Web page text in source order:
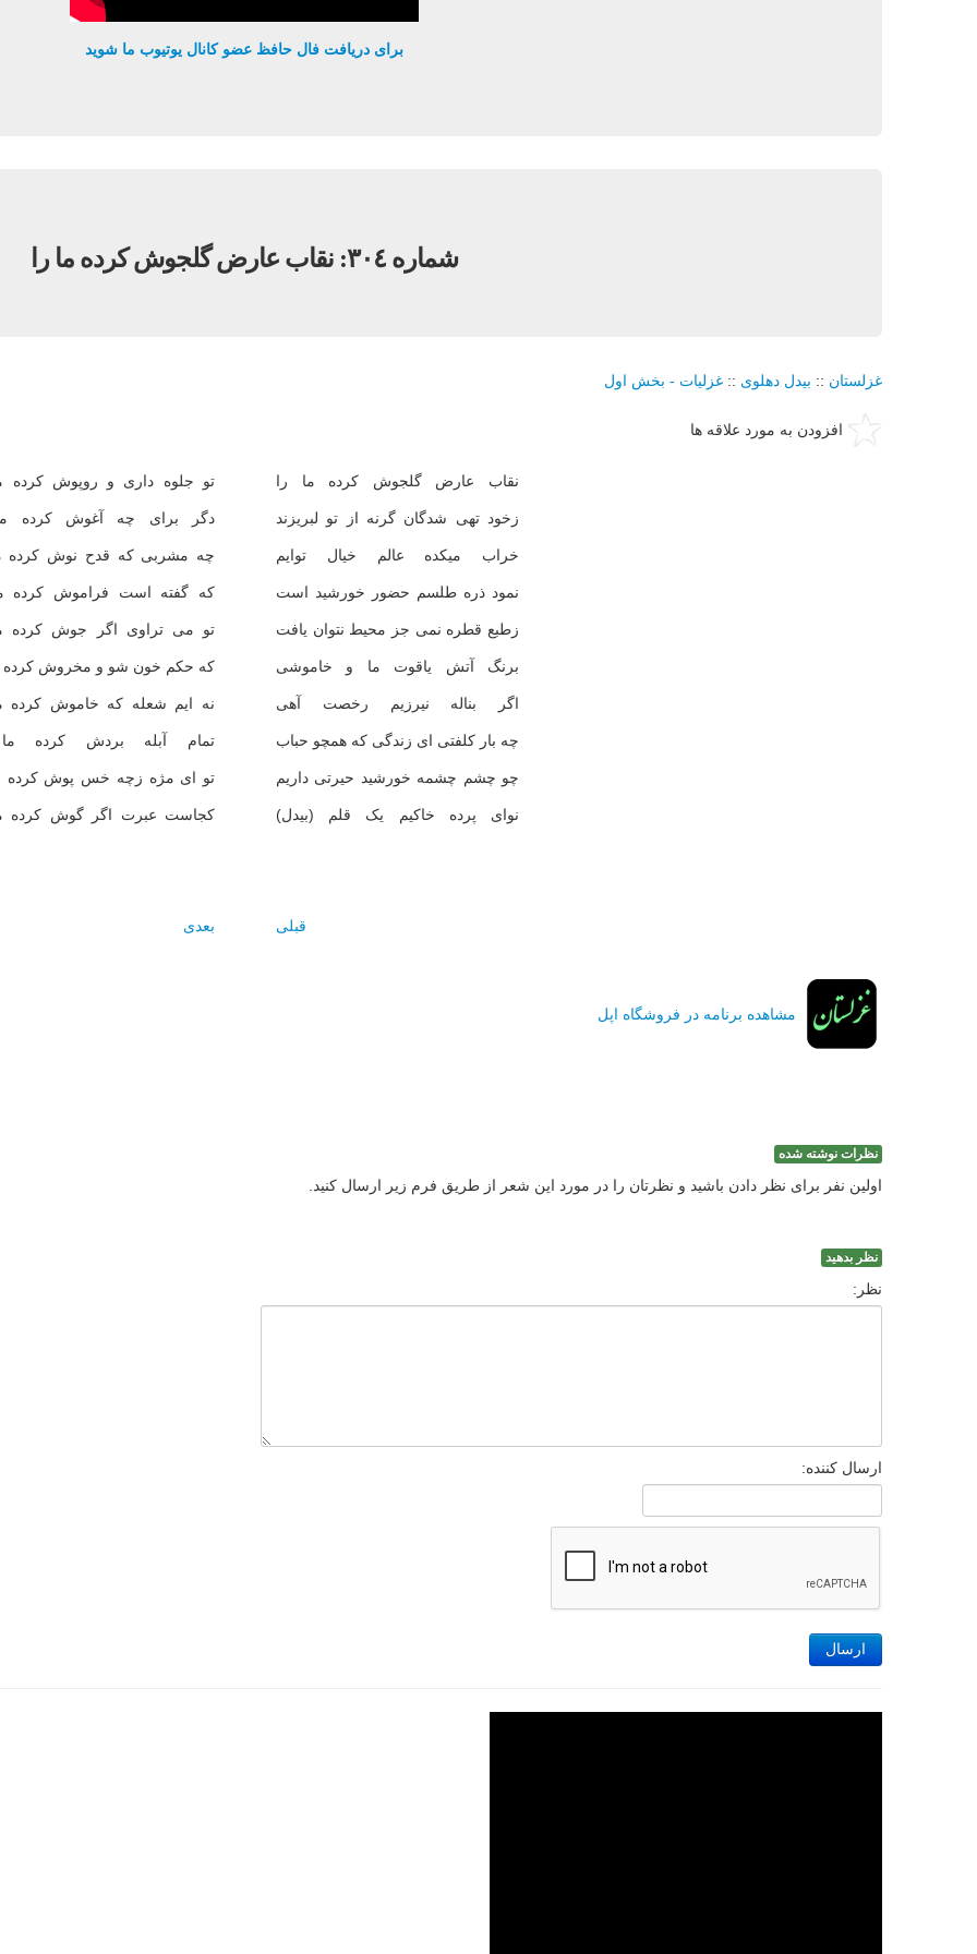
برای دریافت فال حافظ عضو کانال یوتیوب ما شوید
شماره ٣٠٤: نقاب عارض گلجوش کرده ما را
غزلستان :: بيدل دهلوی :: غزليات - بخش اول
افزودن به مورد علاقه ها
نقاب عارض گلجوش کرده ما را تو جلوه دارى و روپوش کرده
زخود تهى شدگان گرنه از تو لبريزند دگر براى چه آغوش کرده
خراب ميکده عالم خيال توايم چه مشربى که قدح نوش کرده
نمود ذره طلسم حضور خورشيد است که گفته است فراموش کرده
زطبع قطره نمى جز محيط نتوان يافت تو مى تراوى اگر جوش کرده
برنگ آتش ياقوت ما و خاموشى که حکم خون شو و مخروش کرده
اگر بناله نيرزيم رخصت آهى نه ايم شعله که خاموش کرده
چه بار کلفتى اى زندگى که همچو حباب تمام آبله بردش کرده
چو چشم چشمه خورشيد حيرتى داريم تو اى مژه زچه خس پوش کرده
نواى پرده خاکيم يک قلم (بيدل) کجاست عبرت اگر گوش کرده
قبلی بعدی
مشاهده برنامه در فروشگاه اپل
نظرات نوشته شده
اولین نفر برای نظر دادن باشید و نظرتان را در مورد این شعر از طریق فرم زیر ارسال کنید.
نظر بدهید
نظر:
ارسال کننده:
ارسال